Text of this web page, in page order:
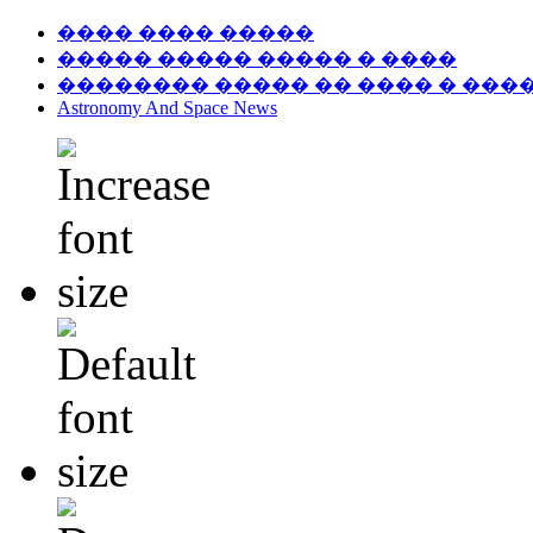
���� ���� �����
����� ����� ����� � ����
�������� ����� �� ���� �
Astronomy And Space News